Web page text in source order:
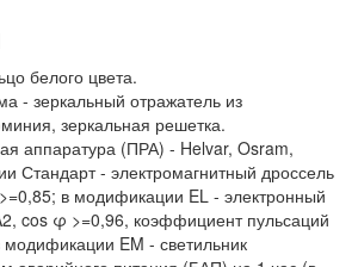
белого цвета.
- зеркальный отражатель из
зеркальная решетка.
аппаратура (ПРА) - Helvar, Osram,
Стандарт - электромагнитный дроссель
в модификации EL - электронный
cos φ >=0,96, коэффициент пульсаций
EM - светильник